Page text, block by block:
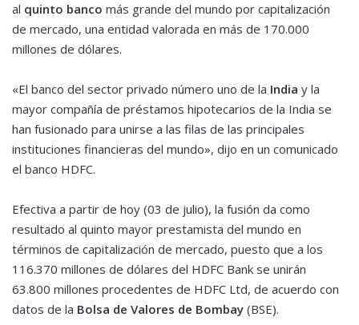
al quinto banco más grande del mundo por capitalización
de mercado, una entidad valorada en más de 170.000
millones de dólares.
«El banco del sector privado número uno de la India y la
mayor compañía de préstamos hipotecarios de la India se
han fusionado para unirse a las filas de las principales
instituciones financieras del mundo», dijo en un comunicado
el banco HDFC.
Efectiva a partir de hoy (03 de julio), la fusión da como
resultado al quinto mayor prestamista del mundo en
términos de capitalización de mercado, puesto que a los
116.370 millones de dólares del HDFC Bank se unirán
63.800 millones procedentes de HDFC Ltd, de acuerdo con
datos de la Bolsa de Valores de Bombay (BSE).